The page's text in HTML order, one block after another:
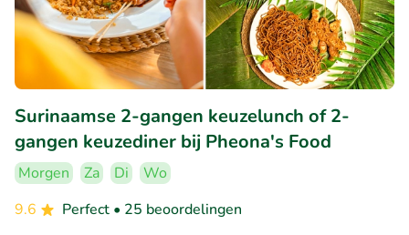
Surinaamse 2-gangen keuzelunch of 2-
gangen keuzediner bij Pheona's Food
Morgen Za Di
Wo
9.6
Perfect • 25 beoordelingen